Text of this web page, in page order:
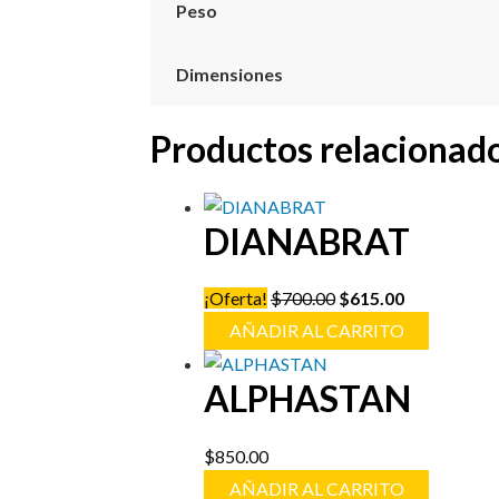
Peso
Dimensiones
Productos
DIANABRAT
¡Oferta! $700.00 Original
price
was:
$700.00.
$615.00Current
price
is:
$615.00.
AÑADIR AL CARRITO
ALPHASTAN
$850.00
AÑADIR AL CARRITO